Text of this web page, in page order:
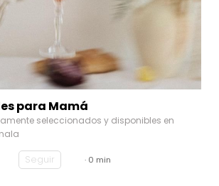
para Mamá
seleccionados y disponibles en
Seguir · 0 min